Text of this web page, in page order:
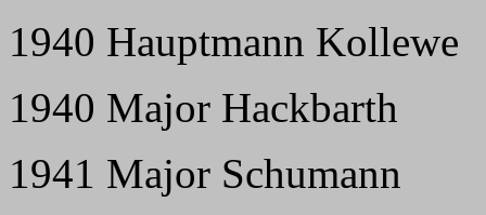
1940 Hauptmann Kollewe
1940 Major Hackbarth
1941 Major Schumann